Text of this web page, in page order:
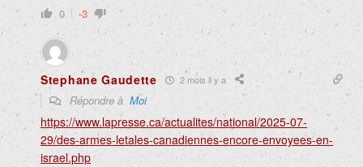
0 -3
Stephane Gaudette 2 mois il y a
Répondre à Moi
https://www.lapresse.ca/actualites/national/2025-07-
29/des-armes-letales-canadiennes-encore-envoyees-en-
israel.php